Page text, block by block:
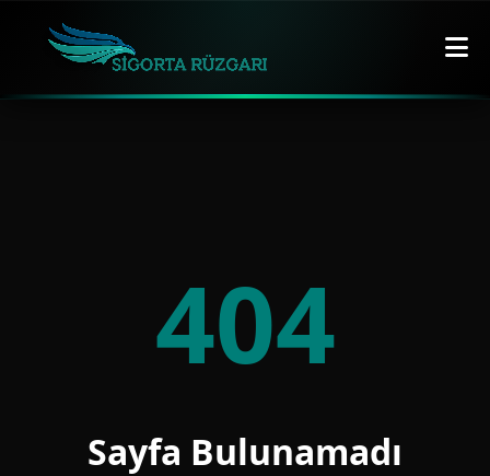
404
Sayfa Bulunamadı